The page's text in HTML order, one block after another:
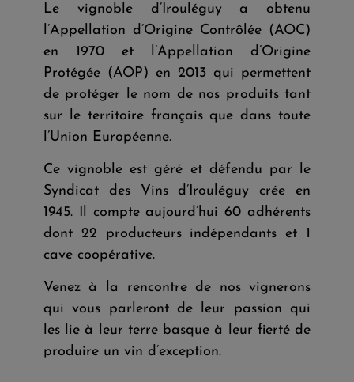
Le vignoble d’Irouléguy a obtenu
l’Appellation d’Origine Contrôlée (AOC)
en 1970 et l’Appellation d’Origine
Protégée (AOP) en 2013 qui permettent
de protéger le nom de nos produits tant
sur le territoire français que dans toute
l’Union Européenne.
Ce vignoble est géré et défendu par le
Syndicat des Vins d’Irouléguy crée en
1945. Il compte aujourd’hui 60 adhérents
dont 22 producteurs indépendants et 1
cave coopérative.
Venez à la rencontre de nos vignerons
qui vous parleront de leur passion qui
les lie à leur terre basque à leur fierté de
produire un vin d’exception.